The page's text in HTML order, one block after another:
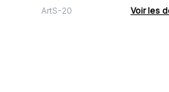
ArtS-20 Voir les